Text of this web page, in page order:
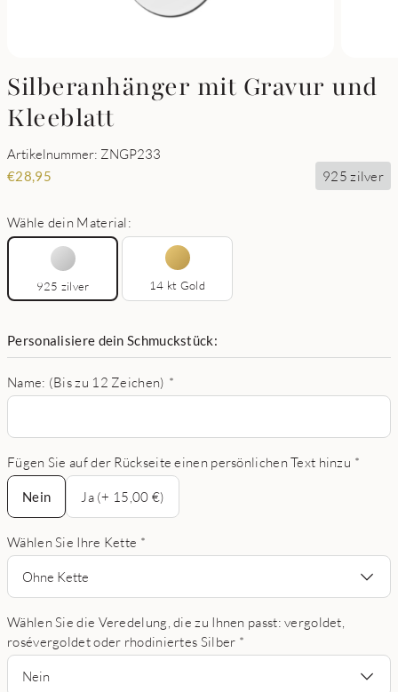
Silberanhänger mit Gravur und
Kleeblatt
Artikelnummer: ZNGP233
€28,95 925 zilver
Wähle dein Material:
925 zilver 14 kt Gold
Personalisiere dein Schmuckstück:
Name: (Bis zu 12 Zeichen) *
Fügen Sie auf der Rückseite einen persönlichen Text hinzu *
Nein
Nein
Ja (+ 15,00 €)
Wählen Sie Ihre Kette *
Ohne Kette
Wählen Sie die Veredelung, die zu Ihnen passt: vergoldet,
rosévergoldet oder rhodiniertes Silber *
Nein